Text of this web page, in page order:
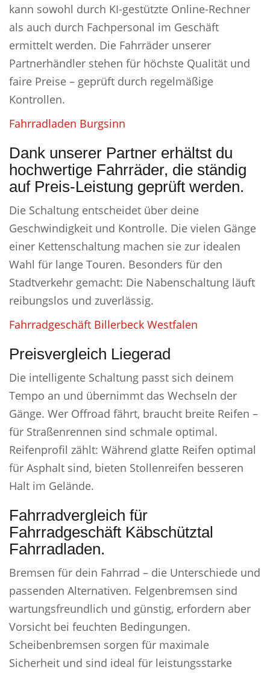
kann sowohl durch KI-gestützte Online-Rechner
als auch durch Fachpersonal im Geschäft
ermittelt werden. Die Fahrräder unserer
Partnerhändler stehen für höchste Qualität und
faire Preise – geprüft durch regelmäßige
Kontrollen.
Fahrradladen Burgsinn
Dank unserer Partner erhältst du
hochwertige Fahrräder, die ständig
auf Preis-Leistung geprüft werden.
Die Schaltung entscheidet über deine
Geschwindigkeit und Kontrolle. Die vielen Gänge
einer Kettenschaltung machen sie zur idealen
Wahl für lange Touren. Besonders für den
Stadtverkehr gemacht: Die Nabenschaltung läuft
reibungslos und zuverlässig.
Fahrradgeschäft Billerbeck Westfalen
Preisvergleich Liegerad
Die intelligente Schaltung passt sich deinem
Tempo an und übernimmt das Wechseln der
Gänge. Wer Offroad fährt, braucht breite Reifen –
für Straßenrennen sind schmale optimal.
Reifenprofil zählt: Während glatte Reifen optimal
für Asphalt sind, bieten Stollenreifen besseren
Halt im Gelände.
Fahrradvergleich für
Fahrradgeschäft Käbschütztal
Fahrradladen.
Bremsen für dein Fahrrad – die Unterschiede und
passenden Alternativen. Felgenbremsen sind
wartungsfreundlich und günstig, erfordern aber
Vorsicht bei feuchten Bedingungen.
Scheibenbremsen sorgen für maximale
Sicherheit und sind ideal für leistungsstarke